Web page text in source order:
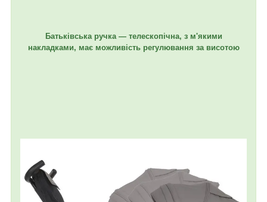
Батьківська ручка — телескопічна, з м'якими
накладками, має можливість регулювання за висотою